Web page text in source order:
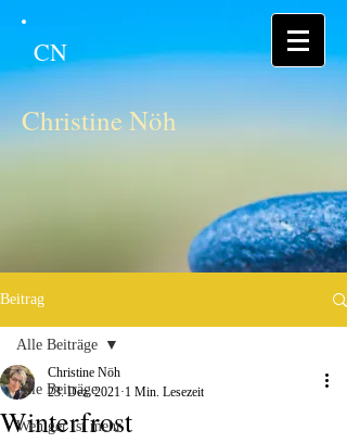
CN
Christine Nöh
Beitrag
Alle Beiträge
Weniger ist mehr
Alle Beiträge
Winterfrost
Christine Nöh
23. Dez. 2021 1 Min. Lesezeit